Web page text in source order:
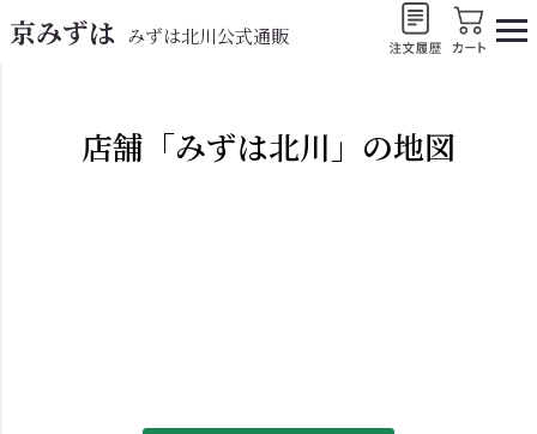
京みずは みずは北川公式通販
店舗「みずは北川」の地図